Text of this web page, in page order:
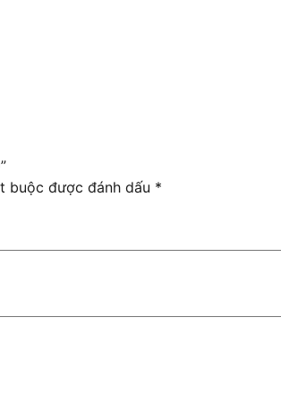
buộc được đánh dấu *